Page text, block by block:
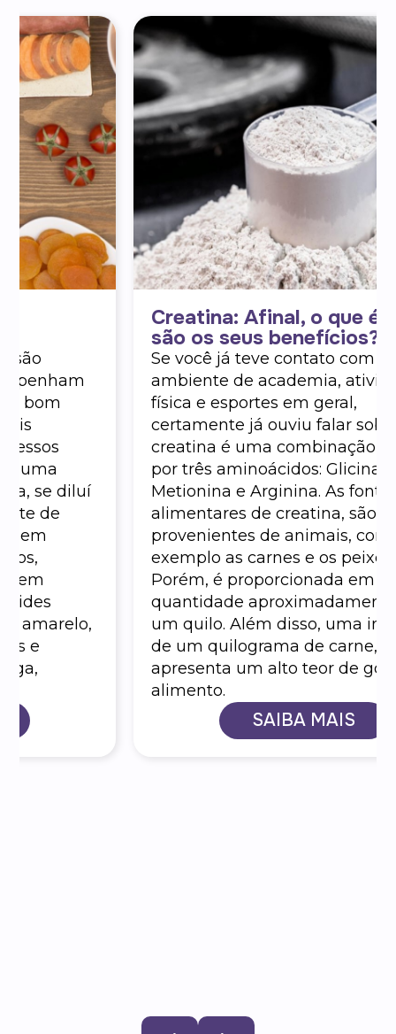
Creatina: Afinal, o que é e quais
são os seus benefícios?
Se você já teve contato com o
ambiente de academia, atividade
física e esportes em geral,
certamente já ouviu falar sobre ela. A
creatina é uma combinação formada
por três aminoácidos: Glicina,
Metionina e Arginina. As fontes
alimentares de creatina, são
provenientes de animais, como por
exemplo as carnes e os peixes.
Porém, é proporcionada em pouca
quantidade aproximadamente 4g em
um quilo. Além disso, uma ingestão
de um quilograma de carne,
apresenta um alto teor de gordura do
SAIBA MAIS